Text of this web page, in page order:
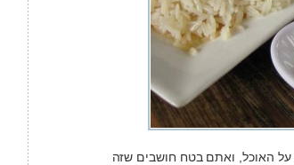
על האוכל, ואתם בטח חושבים שזה